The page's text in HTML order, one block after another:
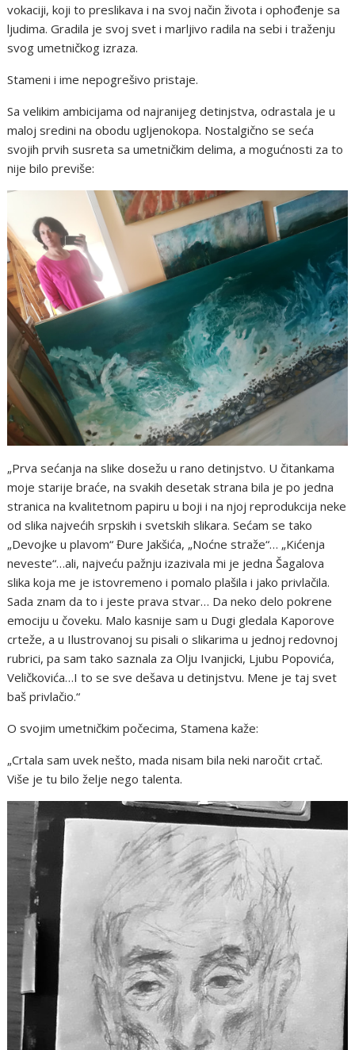
vokaciji, koji to preslikava i na svoj način života i ophođenje sa
ljudima. Gradila je svoj svet i marljivo radila na sebi i traženju
svog umetničkog izraza.
Stameni i ime nepogrešivo pristaje.
Sa velikim ambicijama od najranijeg detinjstva, odrastala je u
maloj sredini na obodu ugljenokopa. Nostalgično se seća
svojih prvih susreta sa umetničkim delima, a mogućnosti za to
nije bilo previše:
„Prva sećanja na slike dosežu u rano detinjstvo. U čitankama
moje starije braće, na svakih desetak strana bila je po jedna
stranica na kvalitetnom papiru u boji i na njoj reprodukcija neke
od slika najvećih srpskih i svetskih slikara. Sećam se tako
„Devojke u plavom“ Đure Jakšića, „Noćne straže“… „Kićenja
neveste“…ali, najveću pažnju izazivala mi je jedna Šagalova
slika koja me je istovremeno i pomalo plašila i jako privlačila.
Sada znam da to i jeste prava stvar… Da neko delo pokrene
emociju u čoveku. Malo kasnije sam u Dugi gledala Kaporove
crteže, a u Ilustrovanoj su pisali o slikarima u jednoj redovnoj
rubrici, pa sam tako saznala za Olju Ivanjicki, Ljubu Popovića,
Veličkovića…I to se sve dešava u detinjstvu. Mene je taj svet
baš privlačio.“
O svojim umetničkim počecima, Stamena kaže:
„Crtala sam uvek nešto, mada nisam bila neki naročit crtač.
Više je tu bilo želje nego talenta.